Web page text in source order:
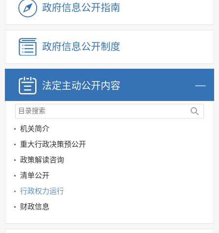
政府信息公开指南
政府信息公开制度
法定主动公开内容
机关简介
重大行政决策预公开
政策解读咨询
清单公开
行政权力运行
财政信息
教育领域